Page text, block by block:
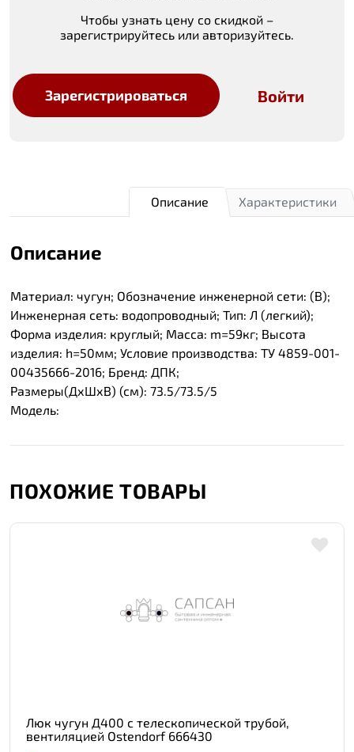
Чтобы узнать цену со скидкой –
зарегистрируйтесь или авторизуйтесь.
Зарегистрироваться Войти
Характеристики
Описание
Описание
Материал: чугун; Обозначение инженерной сети: (В);
Инженерная сеть: водопроводный; Тип: Л (легкий);
Форма изделия: круглый; Масса: m=59кг; Высота
изделия: h=50мм; Условие производства: ТУ 4859-001-
00435666-2016; Бренд: ДПК;
Размеры(ДхШхВ) (см): 73.5/73.5/5
Модель:
ПОХОЖИЕ ТОВАРЫ
Люк чугун Д400 с телескопической трубой,
вентиляцией Ostendorf 666430